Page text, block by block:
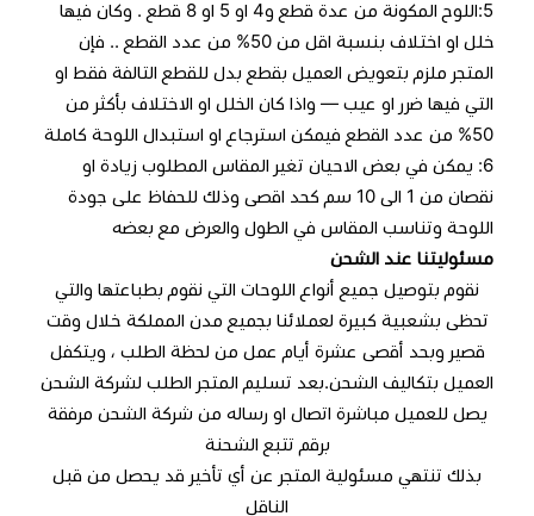
5:اللوح المكونة من عدة قطع و4 او 5 او 8 قطع . وكان فيها
خلل او اختلاف بنسبة اقل من 50% من عدد القطع .. فإن
المتجر ملزم بتعويض العميل بقطع بدل للقطع التالفة فقط او
التي فيها ضرر او عيب — واذا كان الخلل او الاختلاف بأكثر من
50% من عدد القطع فيمكن استرجاع او استبدال اللوحة كاملة
6: يمكن في بعض الاحيان تغير المقاس المطلوب زيادة او
نقصان من 1 الى 10 سم كحد اقصى وذلك للحفاظ على جودة
اللوحة وتناسب المقاس في الطول والعرض مع بعضه
مسئوليتنا عند الشحن
نقوم بتوصيل جميع أنواع اللوحات التي نقوم بطباعتها والتي
تحظى بشعبية كبيرة لعملائنا بجميع مدن المملكة خلال وقت
قصير وبحد أقصى عشرة أيام عمل من لحظة الطلب ، ويتكفل
العميل بتكاليف الشحن.بعد تسليم المتجر الطلب لشركة الشحن
يصل للعميل مباشرة اتصال او رساله من شركة الشحن مرفقة
برقم تتبع الشحنة
بذلك تنتهي مسئولية المتجر عن أي تأخير قد يحصل من قبل
الناقل